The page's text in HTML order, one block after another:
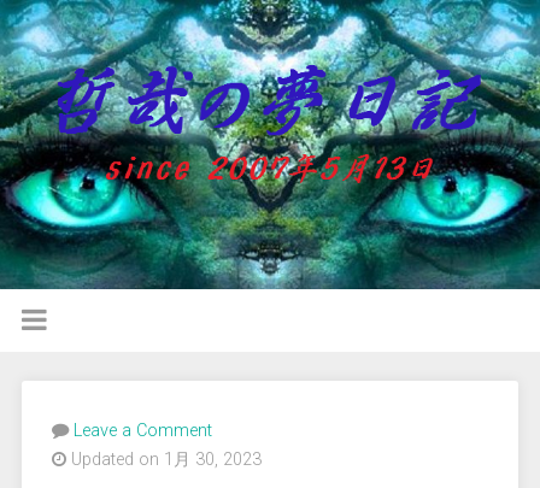
Leave a Comment
Updated on 1月 30, 2023